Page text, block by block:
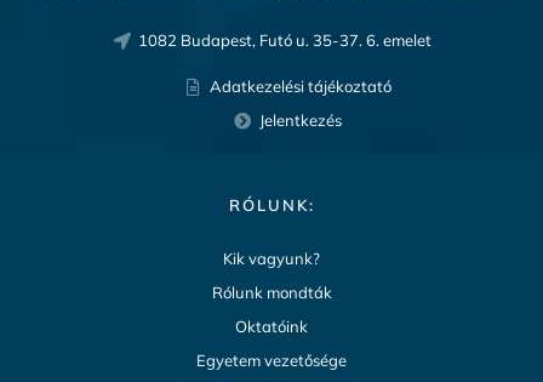
1082 Budapest, Futó u. 35-37. 6. emelet
Adatkezelési tájékoztató
Jelentkezés
RÓLUNK:
Kik vagyunk?
Rólunk mondták
Oktatóink
Egyetem vezetősége